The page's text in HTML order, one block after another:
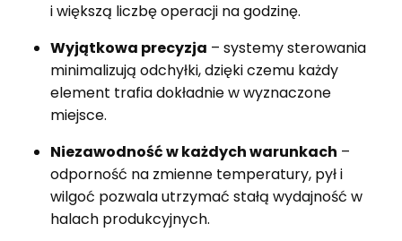
i większą liczbę operacji na godzinę.
Wyjątkowa precyzja – systemy sterowania
minimalizują odchyłki, dzięki czemu każdy
element trafia dokładnie w wyznaczone
miejsce.
Niezawodność w każdych warunkach –
odporność na zmienne temperatury, pył i
wilgoć pozwala utrzymać stałą wydajność w
halach produkcyjnych.